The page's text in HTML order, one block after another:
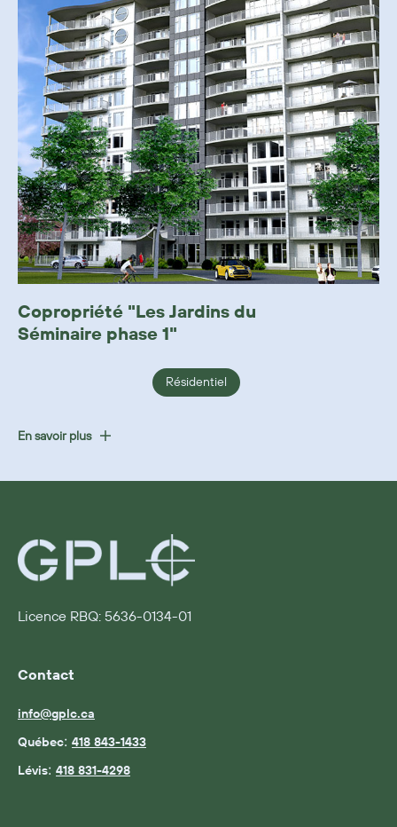
Copropriété "Les Jardins du
Séminaire phase 1"
Résidentiel
En savoir plus
Licence RBQ: 5636-0134-01
Contact
info@gplc.ca
Québec: 418 843-1433
Lévis: 418 831-4298